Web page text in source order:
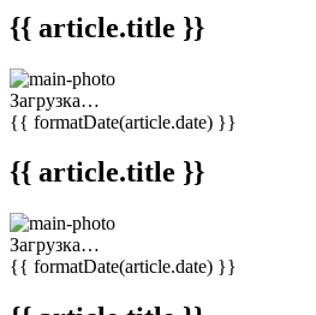
{{ article.title }}
Загрузка…
{{ formatDate(article.date) }}
{{ article.title }}
Загрузка…
{{ formatDate(article.date) }}